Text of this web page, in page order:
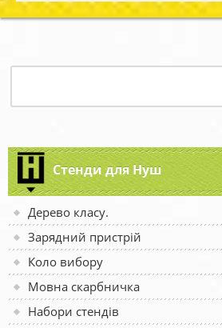
Стенди для Нуш
Дерево класу.
Зарядний пристрій
Коло вибору
Мовна скарбничка
Набори стендів